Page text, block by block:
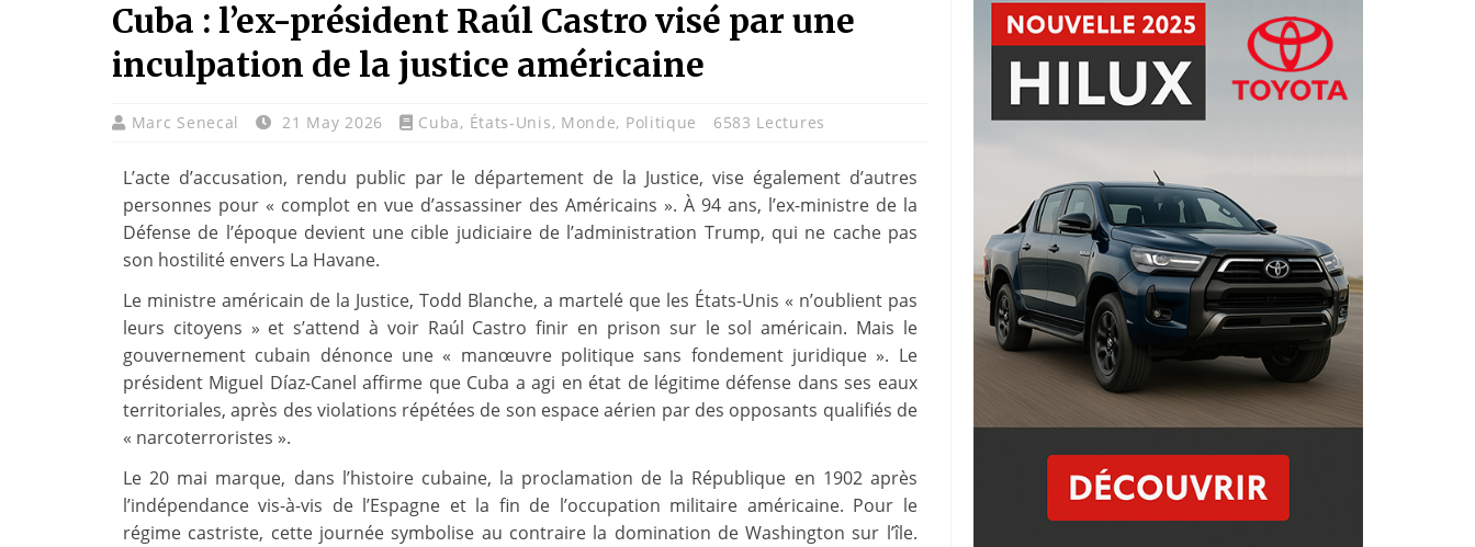
Cuba : l’ex-président Raúl Castro visé par une
inculpation de la justice américaine
Marc Senecal 21 May 2026 Cuba, États-Unis, Monde, Politique 6583 Lectures
L’acte d’accusation, rendu public par le département de la Justice, vise également d’autres
personnes pour « complot en vue d’assassiner des Américains ». À 94 ans, l’ex-ministre de la
Défense de l’époque devient une cible judiciaire de l’administration Trump, qui ne cache pas
son hostilité envers La Havane.
Le ministre américain de la Justice, Todd Blanche, a martelé que les États-Unis « n’oublient pas
leurs citoyens » et s’attend à voir Raúl Castro finir en prison sur le sol américain. Mais le
gouvernement cubain dénonce une « manœuvre politique sans fondement juridique ». Le
président Miguel Díaz‑Canel affirme que Cuba a agi en état de légitime défense dans ses eaux
territoriales, après des violations répétées de son espace aérien par des opposants qualifiés de
« narcoterroristes ».
Le 20 mai marque, dans l’histoire cubaine, la proclamation de la République en 1902 après
l’indépendance vis-à-vis de l’Espagne et la fin de l’occupation militaire américaine. Pour le
régime castriste, cette journée symbolise au contraire la domination de Washington sur l’île.